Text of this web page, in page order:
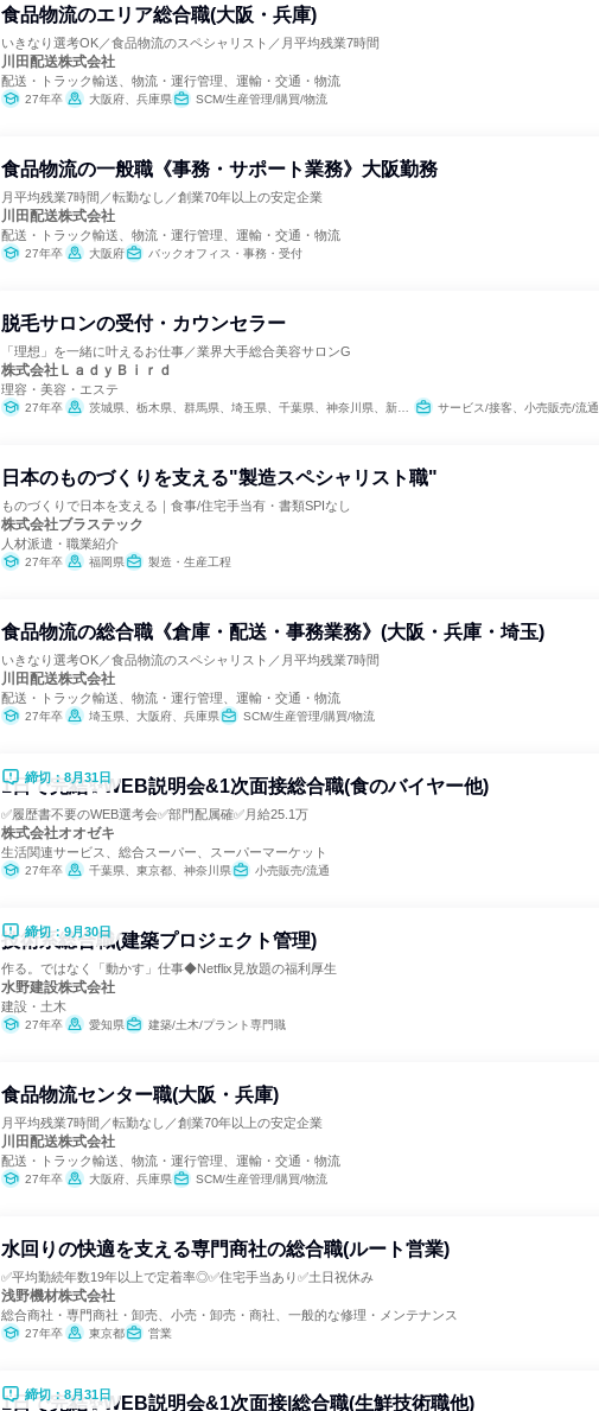
食品物流のエリア総合職(大阪・兵庫)
いきなり選考OK／食品物流のスペシャリスト／月平均残業7時間
川田配送株式会社
配送・トラック輸送、物流・運行管理、運輸・交通・物流
27年卒 大阪府、兵庫県 SCM/生産管理/購買/物流
食品物流の一般職《事務・サポート業務》大阪勤務
月平均残業7時間／転勤なし／創業70年以上の安定企業
川田配送株式会社
配送・トラック輸送、物流・運行管理、運輸・交通・物流
27年卒 大阪府 バックオフィス・事務・受付
脱毛サロンの受付・カウンセラー
「理想」を一緒に叶えるお仕事／業界大手総合美容サロンG
株式会社ＬａｄｙＢｉｒｄ
理容・美容・エステ
27年卒 茨城県、栃木県、群馬県、埼玉県、千葉県、神奈川県、新潟県、山梨県、長野県 サービス/接客、小売販売/流通
日本のものづくりを支える"製造スペシャリスト職"
ものづくりで日本を支える｜食事/住宅手当有・書類SPIなし
株式会社ブラステック
人材派遣・職業紹介
27年卒 福岡県 製造・生産工程
食品物流の総合職《倉庫・配送・事務業務》(大阪・兵庫・埼玉)
いきなり選考OK／食品物流のスペシャリスト／月平均残業7時間
川田配送株式会社
配送・トラック輸送、物流・運行管理、運輸・交通・物流
27年卒 埼玉県、大阪府、兵庫県 SCM/生産管理/購買/物流
締切：8月31日
1日で完結✨WEB説明会&1次面接総合職(食のバイヤー他)
✅履歴書不要のWEB選考会✅部門配属確✅月給25.1万
株式会社オオゼキ
生活関連サービス、総合スーパー、スーパーマーケット
27年卒 千葉県、東京都、神奈川県 小売販売/流通
締切：9月30日
技術系総合職(建築プロジェクト管理)
作る。ではなく「動かす」仕事◆Netflix見放題の福利厚生
水野建設株式会社
建設・土木
27年卒 愛知県 建築/土木/プラント専門職
食品物流センター職(大阪・兵庫)
月平均残業7時間／転勤なし／創業70年以上の安定企業
川田配送株式会社
配送・トラック輸送、物流・運行管理、運輸・交通・物流
27年卒 大阪府、兵庫県 SCM/生産管理/購買/物流
水回りの快適を支える専門商社の総合職(ルート営業)
✅平均勤続年数19年以上で定着率◎✅住宅手当あり✅土日祝休み
浅野機材株式会社
総合商社・専門商社・卸売、小売・卸売・商社、一般的な修理・メンテナンス
27年卒 東京都 営業
締切：8月31日
1日で完結✨WEB説明会&1次面接|総合職(生鮮技術職他)